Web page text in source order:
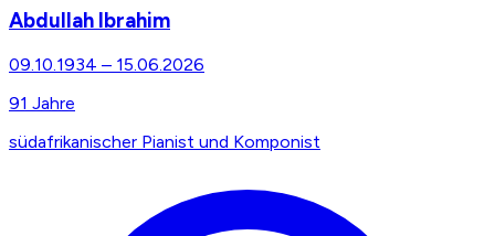
Abdullah Ibrahim
09.10.1934 – 15.06.2026
91 Jahre
südafrikanischer Pianist und Komponist